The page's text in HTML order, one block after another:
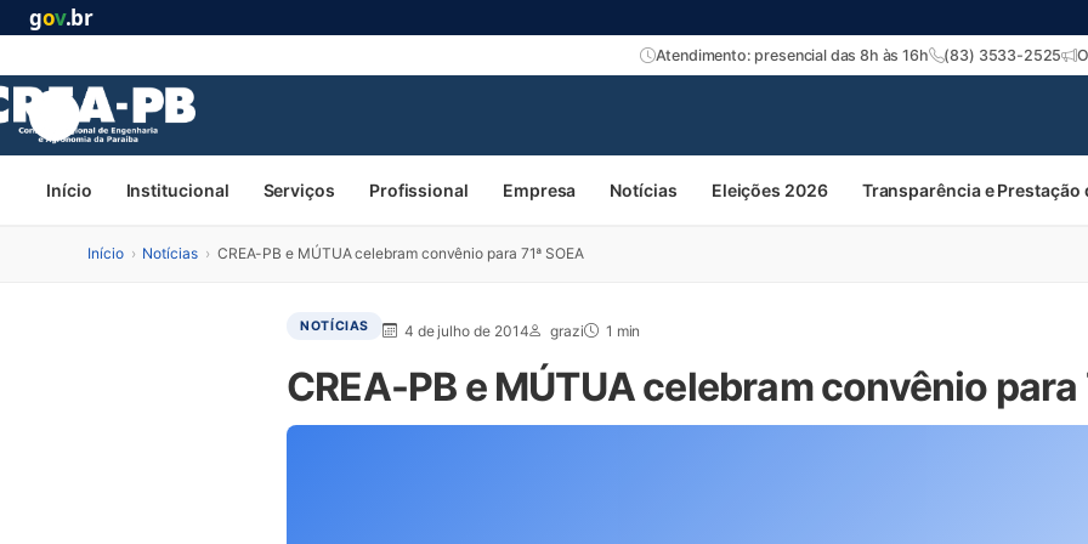
gov.br
Atendimento: presencial das 8h às 16h (83) 3533-2525
Início Institucional Serviços Profissional Empresa Notícias Eleições 2026 Transparência e Prestação
Início › Notícias › CREA-PB e MÚTUA celebram convênio para 71ª SOEA
NOTÍCIAS 4 de julho de 2014 grazi 1 min
CREA-PB e MÚTUA celebram convênio para